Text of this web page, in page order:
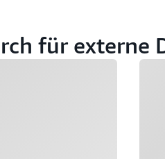
für externe